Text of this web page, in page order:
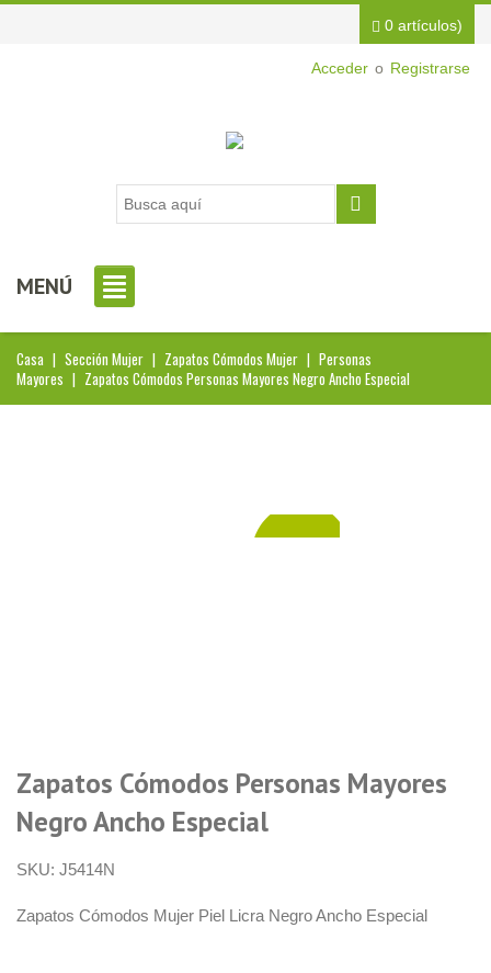
Acceder o Registrarse
0 artículos)
MENÚ
Casa | Sección Mujer | Zapatos Cómodos Mujer | Personas
Mayores | Zapatos Cómodos Personas Mayores Negro Ancho Especial
Zapatos Cómodos Personas Mayores
Negro Ancho Especial
SKU: J5414N
Zapatos Cómodos Mujer Piel Licra Negro Ancho Especial